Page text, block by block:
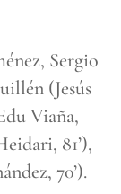
Sergio
(Jesús
Viaña,
81’),
70’).